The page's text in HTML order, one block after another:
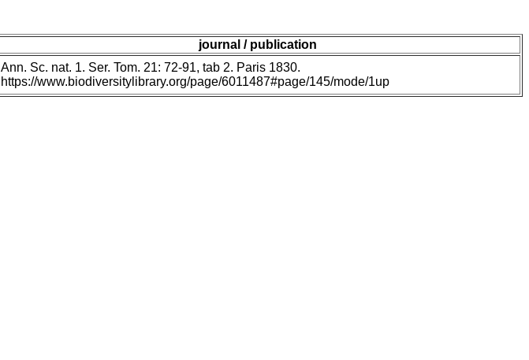
journal / publication
Ann. Sc. nat. 1. Ser. Tom. 21: 72-91, tab 2. Paris 1830.
https://www.biodiversitylibrary.org/page/6011487#page/145/mode/1up